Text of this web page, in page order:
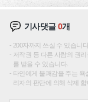
기사댓글0개
200자까지 쓰실 수 있습니
저작권 등 다른 사람의 권
를 받을 수 있습니다.
타인에게 불쾌감을 주는
리자의 판단에 의해 삭제 합